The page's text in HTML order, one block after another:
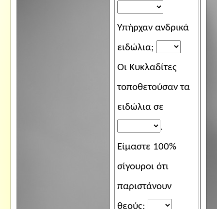
Υπήρχαν ανδρικά
ειδώλια;
Οι Κυκλαδίτες
τοποθετούσαν τα
ειδώλια σε
.
Είμαστε 100%
σίγουροι ότι
παριστάνουν
θεούς;